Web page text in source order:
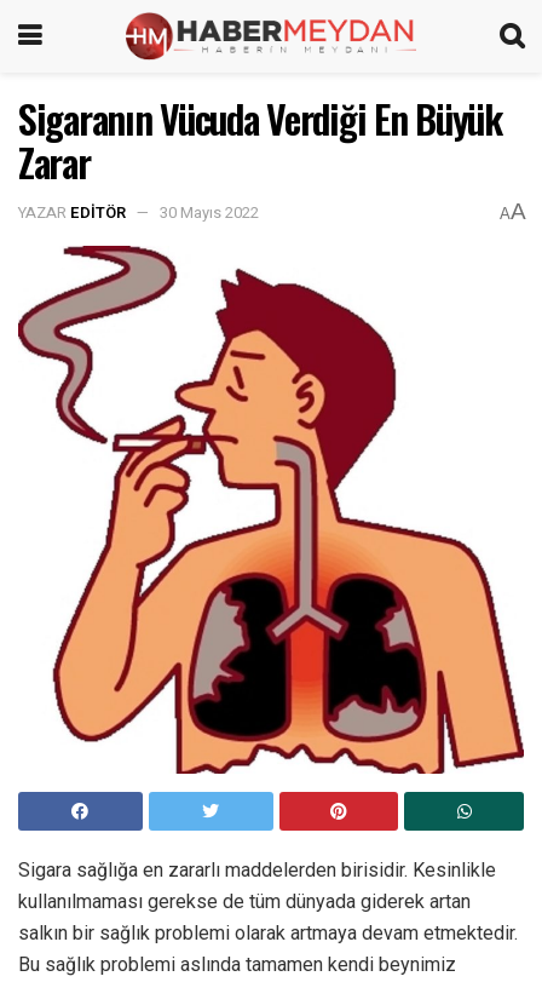
Sigaranın Vücuda Verdiği En Büyük
Zarar
YAZAR EDITÖR 30 Mayıs 2022 AA
Sigara sağlığa en zararlı maddelerden birisidir. Kesinlikle
kullanılmaması gerekse de tüm dünyada giderek artan
salkın bir sağlık problemi olarak artmaya devam etmektedir.
Bu sağlık problemi aslında tamamen kendi beynimiz